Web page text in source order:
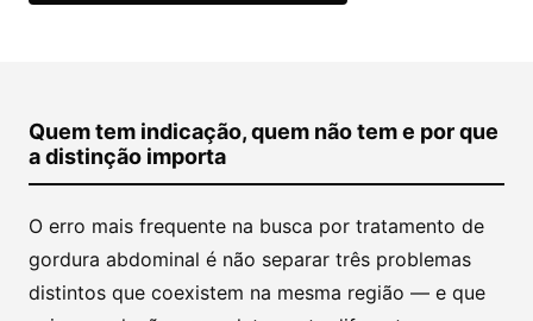
Quem tem indicação, quem não tem e por que
a distinção importa
O erro mais frequente na busca por tratamento de
gordura abdominal é não separar três problemas
distintos que coexistem na mesma região — e que